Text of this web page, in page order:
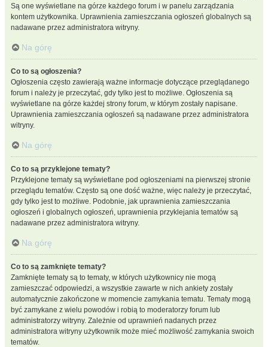
Są one wyświetlane na górze każdego forum i w panelu zarządzania
kontem użytkownika. Uprawnienia zamieszczania ogłoszeń globalnych są
nadawane przez administratora witryny.
Na górę
Co to są ogłoszenia?
Ogłoszenia często zawierają ważne informacje dotyczące przeglądanego
forum i należy je przeczytać, gdy tylko jest to możliwe. Ogłoszenia są
wyświetlane na górze każdej strony forum, w którym zostały napisane.
Uprawnienia zamieszczania ogłoszeń są nadawane przez administratora
witryny.
Na górę
Co to są przyklejone tematy?
Przyklejone tematy są wyświetlane pod ogłoszeniami na pierwszej stronie
przeglądu tematów. Często są one dość ważne, więc należy je przeczytać,
gdy tylko jest to możliwe. Podobnie, jak uprawnienia zamieszczania
ogłoszeń i globalnych ogłoszeń, uprawnienia przyklejania tematów są
nadawane przez administratora witryny.
Na górę
Co to są zamknięte tematy?
Zamknięte tematy są to tematy, w których użytkownicy nie mogą
zamieszczać odpowiedzi, a wszystkie zawarte w nich ankiety zostały
automatycznie zakończone w momencie zamykania tematu. Tematy mogą
być zamykane z wielu powodów i robią to moderatorzy forum lub
administratorzy witryny. Zależnie od uprawnień nadanych przez
administratora witryny użytkownik może mieć możliwość zamykania swoich
tematów.